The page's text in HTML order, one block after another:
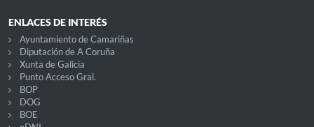
ENLACES DE INTERÉS
Ayuntamiento de Camariñas
Diputación de A Coruña
Xunta de Galicia
Punto Acceso Gral.
BOP
DOG
BOE